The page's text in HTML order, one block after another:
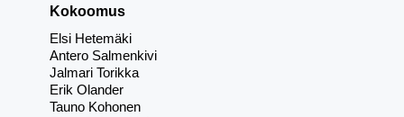
Kokoomus
Elsi Hetemäki
Antero Salmenkivi
Jalmari Torikka
Erik Olander
Tauno Kohonen